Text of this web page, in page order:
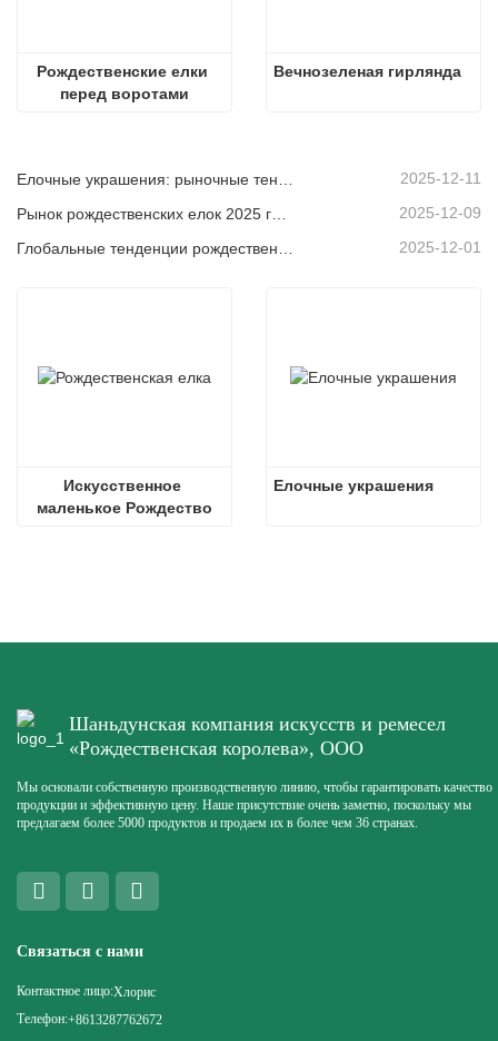
Рождественские елки
перед воротами
Вечнозеленая гирлянда
2025-12-11
2025-12-09
Глобальные тенденции рождественского декора и почему Christmas Queen продолжает лидировать на рынке 2025-12-01
Искусственное
маленькое Рождество
Елочные украшения
Шаньдунская компания искусств и ремесел
«Рождественская королева», ООО
Мы основали собственную производственную линию, чтобы гарантировать качество
продукции и эффективную цену. Наше присутствие очень заметно, поскольку мы
предлагаем более 5000 продуктов и продаем их в более чем 36 странах.
Связаться с нами
Контактное лицо:Хлорис
Телефон:+8613287762672